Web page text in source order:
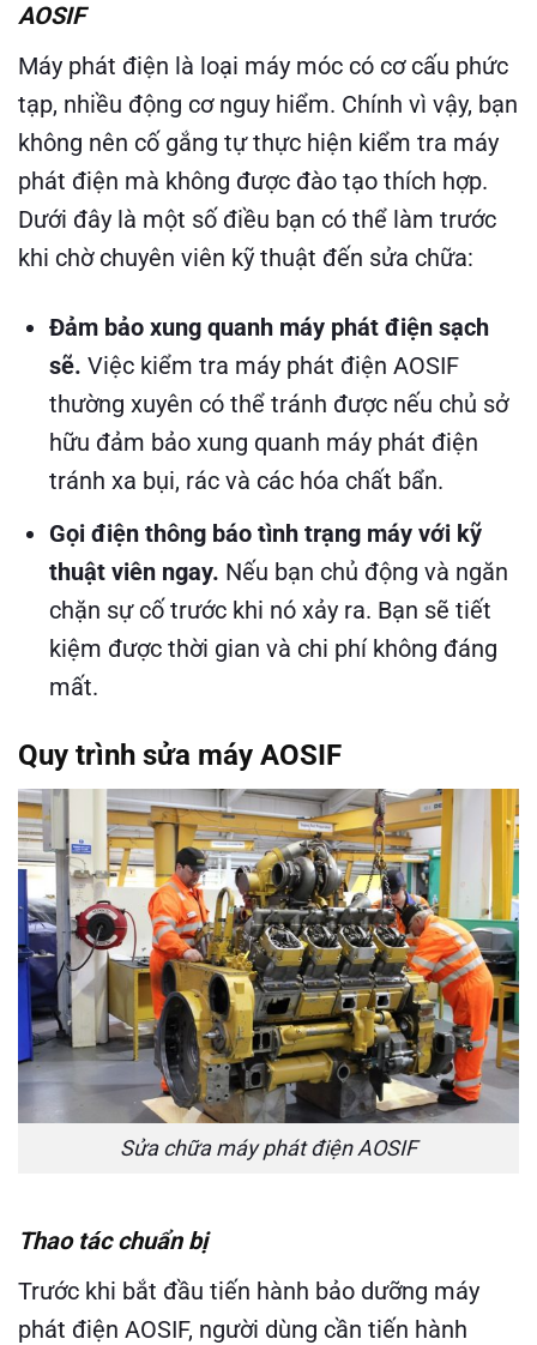
AOSIF
Máy phát điện là loại máy móc có cơ cấu phức
tạp, nhiều động cơ nguy hiểm. Chính vì vậy, bạn
không nên cố gắng tự thực hiện kiểm tra máy
phát điện mà không được đào tạo thích hợp.
Dưới đây là một số điều bạn có thể làm trước
khi chờ chuyên viên kỹ thuật đến sửa chữa:
Đảm bảo xung quanh máy phát điện sạch
sẽ. Việc kiểm tra máy phát điện AOSIF
thường xuyên có thể tránh được nếu chủ sở
hữu đảm bảo xung quanh máy phát điện
tránh xa bụi, rác và các hóa chất bẩn.
Gọi điện thông báo tình trạng máy với kỹ
thuật viên ngay. Nếu bạn chủ động và ngăn
chặn sự cố trước khi nó xảy ra. Bạn sẽ tiết
kiệm được thời gian và chi phí không đáng
mất.
Quy trình sửa máy AOSIF
Sửa chữa máy phát điện AOSIF
Thao tác chuẩn bị
Trước khi bắt đầu tiến hành bảo dưỡng máy
phát điện AOSIF, người dùng cần tiến hành